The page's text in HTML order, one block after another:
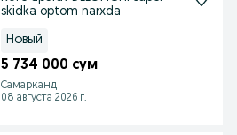
skidka optom narxda
Новый
5 734 000 сум
Самарканд
08 августа 2026 г.